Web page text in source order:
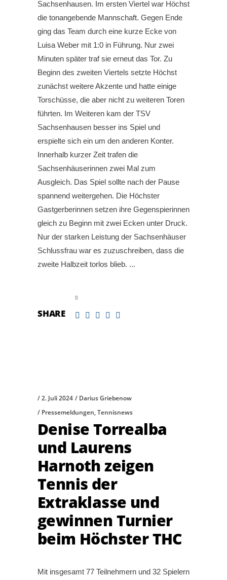
Sachsenhausen. Im ersten Viertel war Höchst
die tonangebende Mannschaft. Gegen Ende
ging das Team durch eine kurze Ecke von
Luisa Weber mit 1:0 in Führung. Nur zwei
Minuten später traf sie erneut das Tor. Zu
Beginn des zweiten Viertels setzte Höchst
zunächst weitere Akzente und hatte einige
Torschüsse, die aber nicht zu weiteren Toren
führten. Im Weiteren kam der TSV
Sachsenhausen besser ins Spiel und
erspielte sich ein um den anderen Konter.
Innerhalb kurzer Zeit trafen die
Sachsenhäuserinnen zwei Mal zum
Ausgleich. Das Spiel sollte nach der Pause
spannend weitergehen. Die Höchster
Gastgerberinnen setzen ihre Gegenspierinnen
gleich zu Beginn mit zwei Ecken unter Druck.
Nur der starken Leistung der Sachsenhäuser
Schlussfrau war es zuzuschreiben, dass die
zweite Halbzeit torlos blieb.
SHARE
2. Juli 2024
Darius Griebenow
Pressemeldungen,Tennisnews
Denise Torrealba
und Laurens
Harnoth zeigen
Tennis der
Extraklasse und
gewinnen Turnier
beim Höchster THC
Mit insgesamt 77 Teilnehmern und 32 Spielern